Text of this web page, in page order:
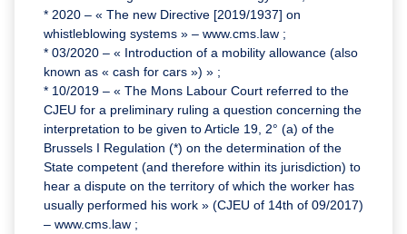
* 2020 – « The new Directive [2019/1937] on
whistleblowing systems » – www.cms.law ;
* 03/2020 – « Introduction of a mobility allowance (also
known as « cash for cars ») » ;
* 10/2019 – « The Mons Labour Court referred to the
CJEU for a preliminary ruling a question concerning the
interpretation to be given to Article 19, 2° (a) of the
Brussels I Regulation (*) on the determination of the
State competent (and therefore within its jurisdiction) to
hear a dispute on the territory of which the worker has
usually performed his work » (CJEU of 14th of 09/2017)
– www.cms.law ;